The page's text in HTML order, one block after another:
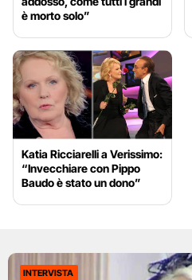
è morto solo”
Katia Ricciarelli a Verissimo:
“Invecchiare con Pippo
Baudo è stato un dono”
INTERVISTA